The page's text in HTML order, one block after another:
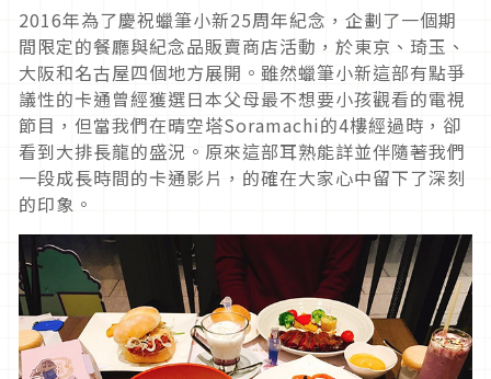
2016年為了慶祝蠟筆小新25周年紀念，企劃了一個期
間限定的餐廳與紀念品販賣商店活動，於東京、琦玉、
大阪和名古屋四個地方展開。雖然蠟筆小新這部有點爭
議性的卡通曾經獲選日本父母最不想要小孩觀看的電視
節目，但當我們在晴空塔Soramachi的4樓經過時，卻
看到大排長龍的盛況。原來這部耳熟能詳並伴隨著我們
一段成長時間的卡通影片，的確在大家心中留下了深刻
的印象。